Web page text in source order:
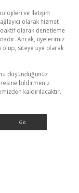
ve İletişim
olarak hizmet
olarak denetleme
Ancak, üyelerimiz
olup, siteye üye olarak
düşündüğünüz
bildirmeniz
kaldırılacaktır.